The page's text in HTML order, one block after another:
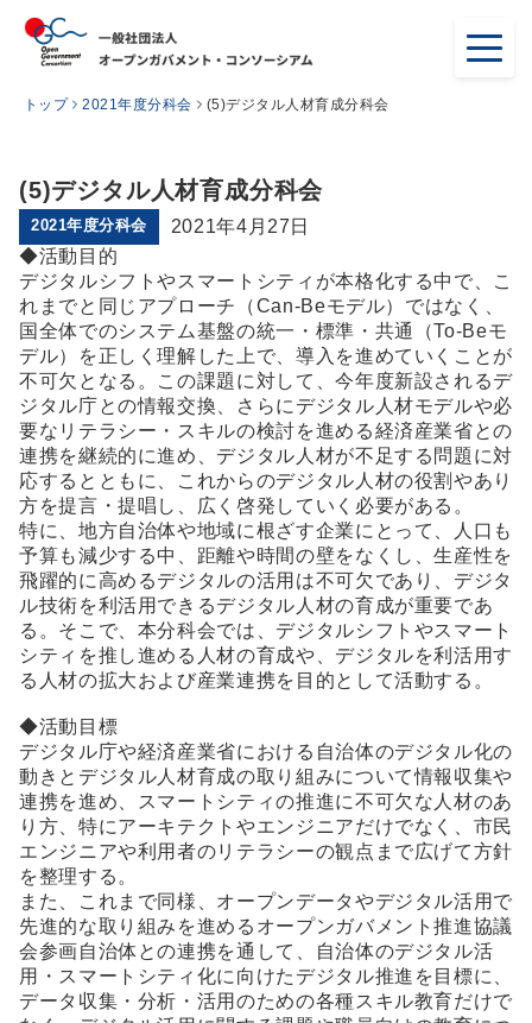
トップ 2021年度分科会 (5)デジタル人材育成分科会
(5)デジタル人材育成分科会
2021年度分科会
2021年4月27日
◆活動目的
デジタルシフトやスマートシティが本格化する中で、こ
れまでと同じアプローチ（Can-Beモデル）ではなく、
国全体でのシステム基盤の統一・標準・共通（To-Beモ
デル）を正しく理解した上で、導入を進めていくことが
不可欠となる。この課題に対して、今年度新設されるデ
ジタル庁との情報交換、さらにデジタル人材モデルや必
要なリテラシー・スキルの検討を進める経済産業省との
連携を継続的に進め、デジタル人材が不足する問題に対
応するとともに、これからのデジタル人材の役割やあり
方を提言・提唱し、広く啓発していく必要がある。
特に、地方自治体や地域に根ざす企業にとって、人口も
予算も減少する中、距離や時間の壁をなくし、生産性を
飛躍的に高めるデジタルの活用は不可欠であり、デジタ
ル技術を利活用できるデジタル人材の育成が重要であ
る。そこで、本分科会では、デジタルシフトやスマート
シティを推し進める人材の育成や、デジタルを利活用す
る人材の拡大および産業連携を目的として活動する。
◆活動目標
デジタル庁や経済産業省における自治体のデジタル化の
動きとデジタル人材育成の取り組みについて情報収集や
連携を進め、スマートシティの推進に不可欠な人材のあ
り方、特にアーキテクトやエンジニアだけでなく、市民
エンジニアや利用者のリテラシーの観点まで広げて方針
を整理する。
また、これまで同様、オープンデータやデジタル活用で
先進的な取り組みを進めるオープンガバメント推進協議
会参画自治体との連携を通して、自治体のデジタル活
用・スマートシティ化に向けたデジタル推進を目標に、
データ収集・分析・活用のための各種スキル教育だけで